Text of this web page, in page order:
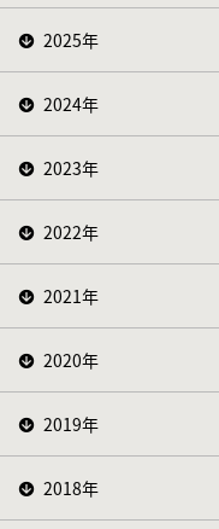
2025年
2024年
2023年
2022年
2021年
2020年
2019年
2018年